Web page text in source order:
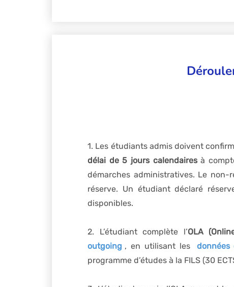
1. Les étudiants admis doivent
délai de 5 jours calendairesà
démarches administratives. Le
réserve. Un étudiant déclaré
disponibles.
2. L’étudiant complète l’OLA
outgoing , en utilisant les données
programme d’études à la FILS (30